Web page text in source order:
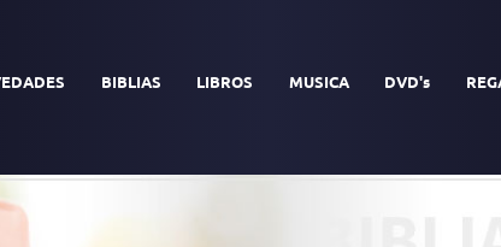
BIBLIAS LIBROS MUSICA DVD's